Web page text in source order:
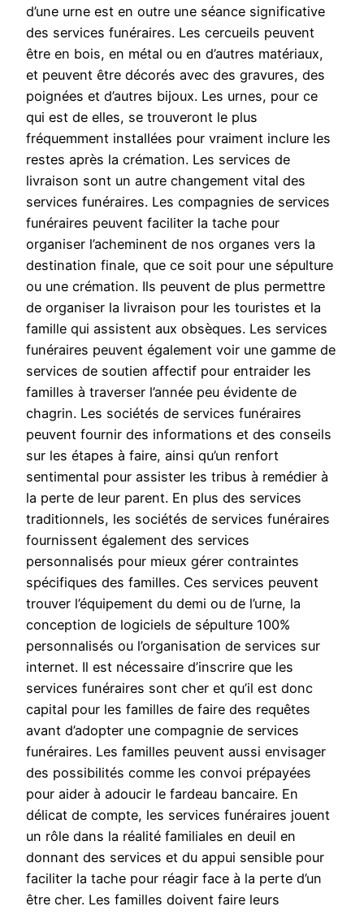
d’une urne est en outre une séance significative
des services funéraires. Les cercueils peuvent
être en bois, en métal ou en d’autres matériaux,
et peuvent être décorés avec des gravures, des
poignées et d’autres bijoux. Les urnes, pour ce
qui est de elles, se trouveront le plus
fréquemment installées pour vraiment inclure les
restes après la crémation. Les services de
livraison sont un autre changement vital des
services funéraires. Les compagnies de services
funéraires peuvent faciliter la tache pour
organiser l’acheminent de nos organes vers la
destination finale, que ce soit pour une sépulture
ou une crémation. Ils peuvent de plus permettre
de organiser la livraison pour les touristes et la
famille qui assistent aux obsèques. Les services
funéraires peuvent également voir une gamme de
services de soutien affectif pour entraider les
familles à traverser l’année peu évidente de
chagrin. Les sociétés de services funéraires
peuvent fournir des informations et des conseils
sur les étapes à faire, ainsi qu’un renfort
sentimental pour assister les tribus à remédier à
la perte de leur parent. En plus des services
traditionnels, les sociétés de services funéraires
fournissent également des services
personnalisés pour mieux gérer contraintes
spécifiques des familles. Ces services peuvent
trouver l’équipement du demi ou de l’urne, la
conception de logiciels de sépulture 100%
personnalisés ou l’organisation de services sur
internet. Il est nécessaire d’inscrire que les
services funéraires sont cher et qu’il est donc
capital pour les familles de faire des requêtes
avant d’adopter une compagnie de services
funéraires. Les familles peuvent aussi envisager
des possibilités comme les convoi prépayées
pour aider à adoucir le fardeau bancaire. En
délicat de compte, les services funéraires jouent
un rôle dans la réalité familiales en deuil en
donnant des services et du appui sensible pour
faciliter la tache pour réagir face à la perte d’un
être cher. Les familles doivent faire leurs